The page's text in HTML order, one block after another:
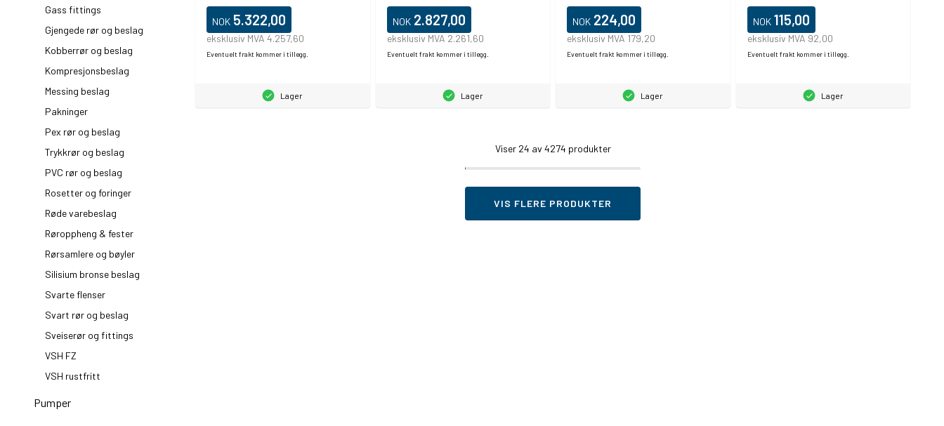
Gass fittings
Gjengede rør og beslag
Kobberrør og beslag
Kompresjonsbeslag
Messing beslag
Pakninger
Pex rør og beslag
Trykkrør og beslag
PVC rør og beslag
Rosetter og foringer
Røde varebeslag
Røroppheng & fester
Rørsamlere og bøyler
Silisium bronse beslag
Svarte flenser
Svart rør og beslag
Sveiserør og fittings
VSH FZ
VSH rustfritt
Pumper
NOK 5.322,00
eksklusiv MVA 4.257,60
Eventuelt frakt kommer i tillegg.
Lager
NOK 2.827,00
eksklusiv MVA 2.261,60
Eventuelt frakt kommer i tillegg.
Lager
NOK 224,00
eksklusiv MVA 179,20
Eventuelt frakt kommer i tillegg.
Lager
NOK 115,00
eksklusiv MVA 92,00
Eventuelt frakt kommer i tillegg.
Lager
Viser 24 av 4274 produkter
VIS FLERE PRODUKTER